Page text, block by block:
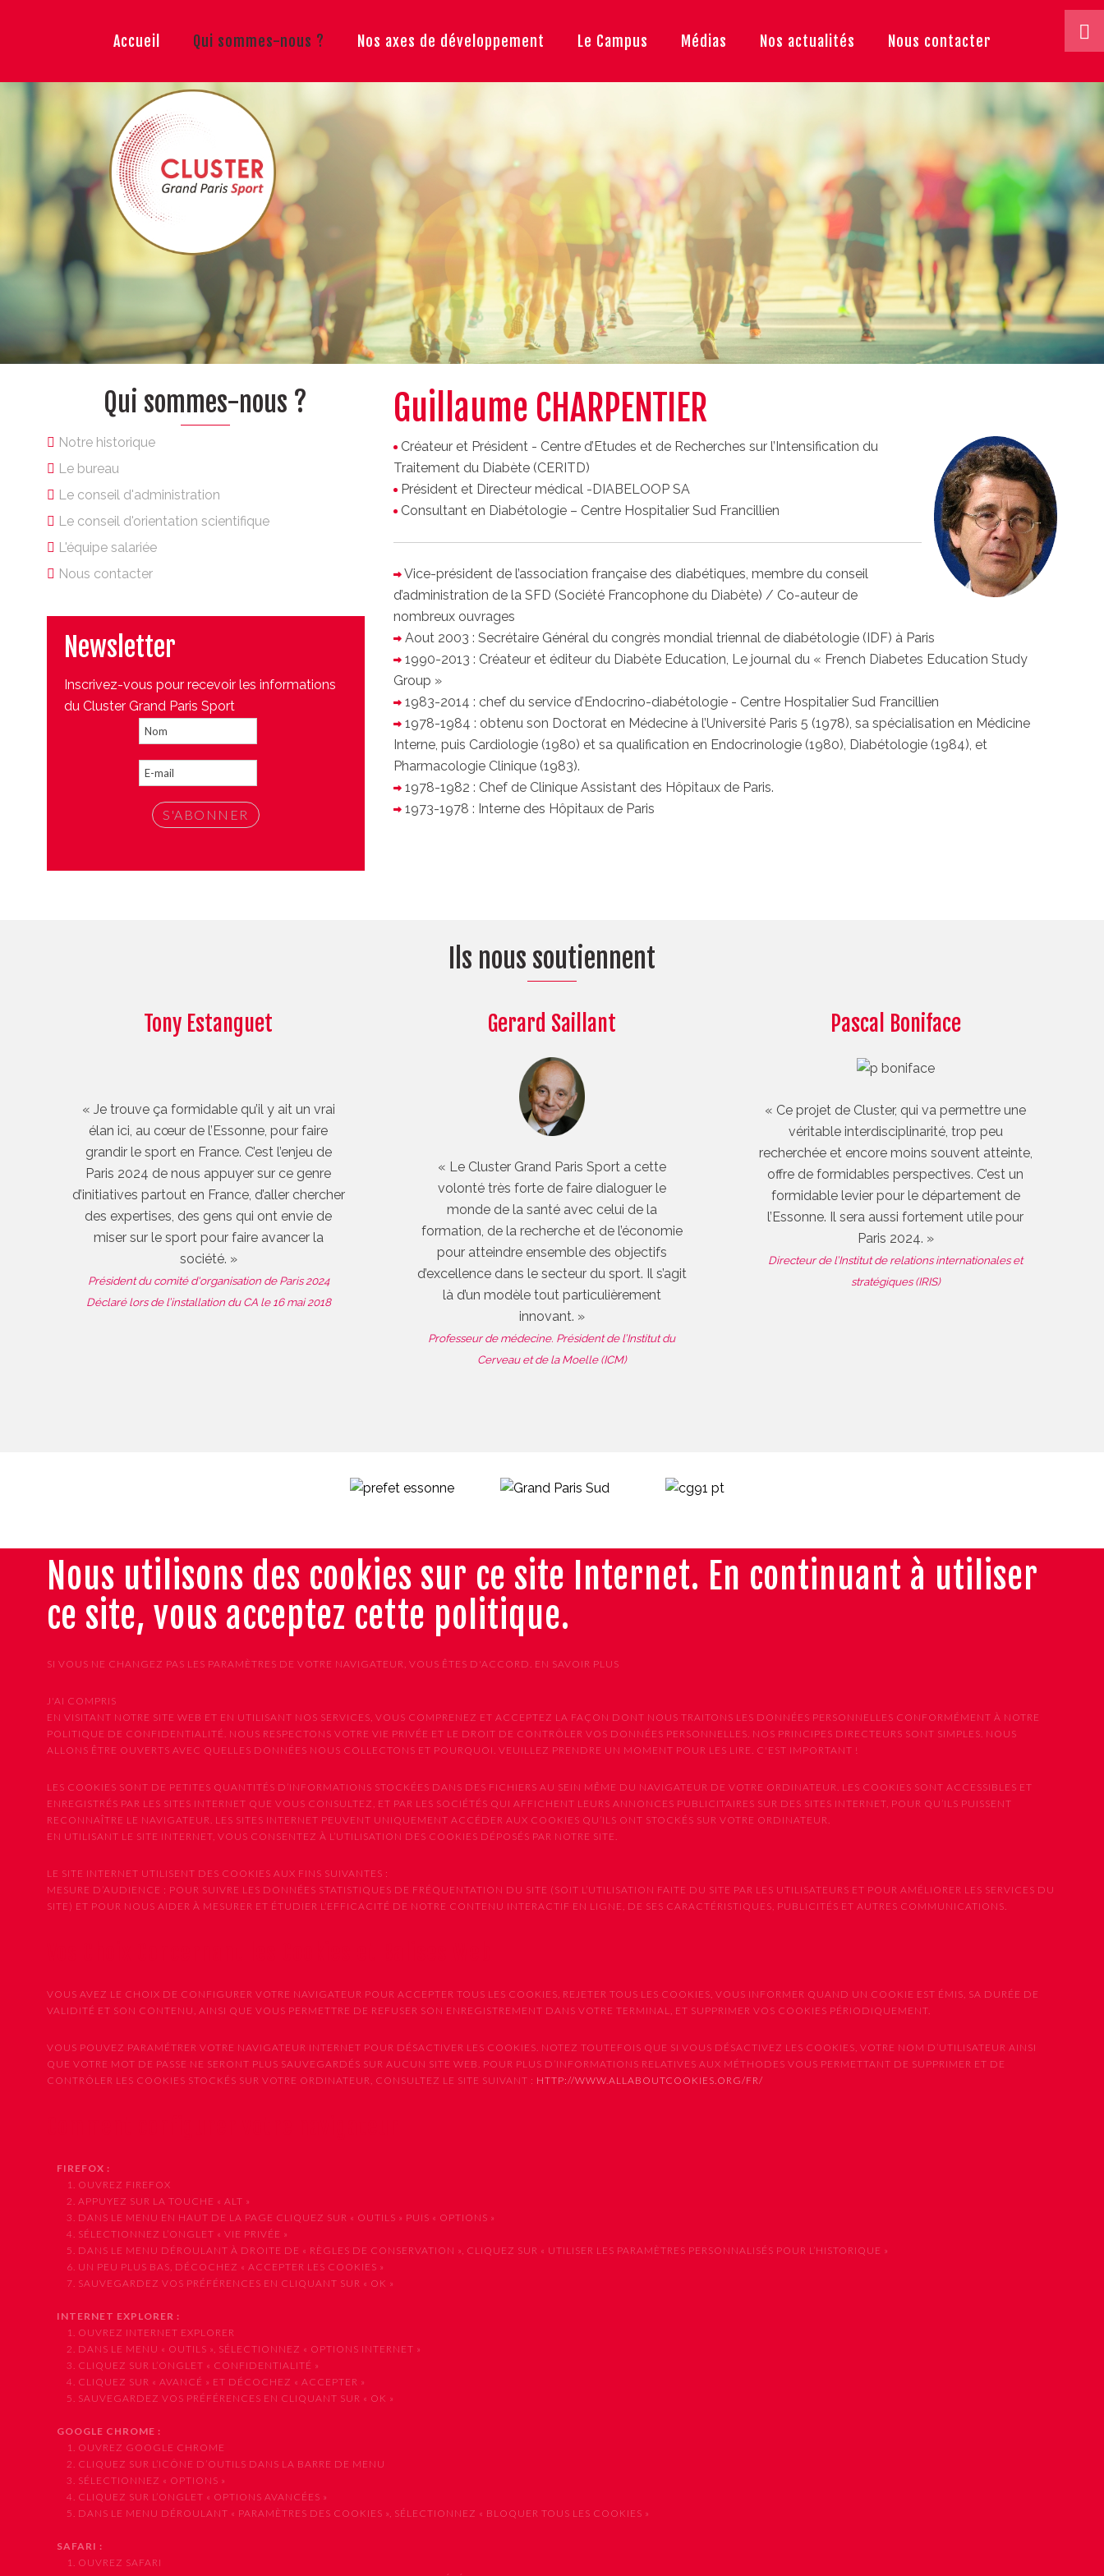
Accueil Qui sommes-nous ? Nos axes de développement Le Campus Médias Nos actualités Nous contacter
Guillaume CHARPENTIER
Créateur et Président - Centre d’Etudes et de Recherches sur l’Intensification du
Traitement du Diabète (CERITD)
Président et Directeur médical -DIABELOOP SA
Consultant en Diabétologie – Centre Hospitalier Sud Francillien
Vice-président de l’association française des diabétiques, membre du conseil
d’administration de la SFD (Société Francophone du Diabète) / Co-auteur de
nombreux ouvrages
Aout 2003 : Secrétaire Général du congrès mondial triennal de diabétologie (IDF) à Paris
1990-2013 : Créateur et éditeur du Diabète Education, Le journal du « French Diabetes Education Study
Group »
1983-2014 : chef du service d’Endocrino-diabétologie - Centre Hospitalier Sud Francillien
1978-1984 : obtenu son Doctorat en Médecine à l’Université Paris 5 (1978), sa spécialisation en Médicine
Interne, puis Cardiologie (1980) et sa qualification en Endocrinologie (1980), Diabétologie (1984), et
Pharmacologie Clinique (1983).
1978-1982 : Chef de Clinique Assistant des Hôpitaux de Paris.
1973-1978 : Interne des Hôpitaux de Paris
Qui sommes-nous ?
Notre historique
Le bureau
Le conseil d'administration
Le conseil d'orientation scientifique
L'équipe salariée
Nous contacter
Newsletter
Inscrivez-vous pour recevoir les informations
du Cluster Grand Paris Sport
Ils nous soutiennent
Tony Estanguet
« Je trouve ça formidable qu’il y ait un vrai
élan ici, au cœur de l’Essonne, pour faire
grandir le sport en France. C’est l’enjeu de
Paris 2024 de nous appuyer sur ce genre
d’initiatives partout en France, d’aller chercher
des expertises, des gens qui ont envie de
miser sur le sport pour faire avancer la
société. »
Président du comité d'organisation de Paris 2024
Déclaré lors de l’installation du CA le 16 mai 2018
Gerard Saillant
« Le Cluster Grand Paris Sport a cette
volonté très forte de faire dialoguer le
monde de la santé avec celui de la
formation, de la recherche et de l’économie
pour atteindre ensemble des objectifs
d’excellence dans le secteur du sport. Il s’agit
là d’un modèle tout particulièrement
innovant. »
Professeur de médecine. Président de l’Institut du
Cerveau et de la Moelle (ICM)
Pascal Boniface
« Ce projet de Cluster, qui va permettre une
véritable interdisciplinarité, trop peu
recherchée et encore moins souvent atteinte,
offre de formidables perspectives. C’est un
formidable levier pour le département de
l’Essonne. Il sera aussi fortement utile pour
Paris 2024. »
Directeur de l’Institut de relations internationales et
stratégiques (IRIS)
Nous utilisons des cookies sur ce site Internet. En continuant à utiliser
ce site, vous acceptez cette politique.
SI VOUS NE CHANGEZ PAS LES PARAMÈTRES DE VOTRE NAVIGATEUR, VOUS ÊTES D'ACCORD. EN SAVOIR PLUS
J'AI COMPRIS
EN VISITANT NOTRE SITE WEB ET EN UTILISANT NOS SERVICES, VOUS COMPRENEZ ET ACCEPTEZ LA FAÇON DONT NOUS TRAITONS LES DONNÉES PERSONNELLES CONFORMÉMENT À NOTRE
POLITIQUE DE CONFIDENTIALITÉ. NOUS RESPECTONS VOTRE VIE PRIVÉE ET LE DROIT DE CONTRÔLER VOS DONNÉES PERSONNELLES. NOS PRINCIPES DIRECTEURS SONT SIMPLES. NOUS
ALLONS ÊTRE OUVERTS AVEC QUELLES DONNÉES NOUS COLLECTONS ET POURQUOI. VEUILLEZ PRENDRE UN MOMENT POUR LES LIRE. C'EST IMPORTANT !
LES COOKIES SONT DE PETITES QUANTITÉS D’INFORMATIONS STOCKÉES DANS DES FICHIERS AU SEIN MÊME DU NAVIGATEUR DE VOTRE ORDINATEUR. LES COOKIES SONT ACCESSIBLES ET
ENREGISTRÉS PAR LES SITES INTERNET QUE VOUS CONSULTEZ, ET PAR LES SOCIÉTÉS QUI AFFICHENT LEURS ANNONCES PUBLICITAIRES SUR DES SITES INTERNET, POUR QU’ILS PUISSENT
RECONNAÎTRE LE NAVIGATEUR. LES SITES INTERNET PEUVENT UNIQUEMENT ACCÉDER AUX COOKIES QU’ILS ONT STOCKÉS SUR VOTRE ORDINATEUR.
EN UTILISANT LE SITE INTERNET, VOUS CONSENTEZ À L’UTILISATION DES COOKIES DÉPOSÉS PAR NOTRE SITE.
LE SITE INTERNET UTILISENT DES COOKIES AUX FINS SUIVANTES :
MESURE D’AUDIENCE : POUR SUIVRE LES DONNÉES STATISTIQUES DE FRÉQUENTATION DU SITE (SOIT L’UTILISATION FAITE DU SITE PAR LES UTILISATEURS ET POUR AMÉLIORER LES SERVICES DU
SITE) ET POUR NOUS AIDER À MESURER ET ÉTUDIER L’EFFICACITÉ DE NOTRE CONTENU INTERACTIF EN LIGNE, DE SES CARACTÉRISTIQUES, PUBLICITÉS ET AUTRES COMMUNICATIONS.
VOUS AVEZ LE CHOIX DE CONFIGURER VOTRE NAVIGATEUR POUR ACCEPTER TOUS LES COOKIES, REJETER TOUS LES COOKIES, VOUS INFORMER QUAND UN COOKIE EST ÉMIS, SA DURÉE DE
VALIDITÉ ET SON CONTENU, AINSI QUE VOUS PERMETTRE DE REFUSER SON ENREGISTREMENT DANS VOTRE TERMINAL, ET SUPPRIMER VOS COOKIES PÉRIODIQUEMENT.
VOUS POUVEZ PARAMÉTRER VOTRE NAVIGATEUR INTERNET POUR DÉSACTIVER LES COOKIES. NOTEZ TOUTEFOIS QUE SI VOUS DÉSACTIVEZ LES COOKIES, VOTRE NOM D’UTILISATEUR AINSI
QUE VOTRE MOT DE PASSE NE SERONT PLUS SAUVEGARDÉS SUR AUCUN SITE WEB. POUR PLUS D’INFORMATIONS RELATIVES AUX MÉTHODES VOUS PERMETTANT DE SUPPRIMER ET DE
CONTRÔLER LES COOKIES STOCKÉS SUR VOTRE ORDINATEUR, CONSULTEZ LE SITE SUIVANT : HTTP://WWW.ALLABOUTCOOKIES.ORG/FR/
FIREFOX :
1. OUVREZ FIREFOX
2. APPUYEZ SUR LA TOUCHE « ALT »
3. DANS LE MENU EN HAUT DE LA PAGE CLIQUEZ SUR « OUTILS » PUIS « OPTIONS »
4. SÉLECTIONNEZ L’ONGLET « VIE PRIVÉE »
5. DANS LE MENU DÉROULANT À DROITE DE « RÈGLES DE CONSERVATION », CLIQUEZ SUR « UTILISER LES PARAMÈTRES PERSONNALISÉS POUR L’HISTORIQUE »
6. UN PEU PLUS BAS, DÉCOCHEZ « ACCEPTER LES COOKIES »
7. SAUVEGARDEZ VOS PRÉFÉRENCES EN CLIQUANT SUR « OK »
INTERNET EXPLORER :
1. OUVREZ INTERNET EXPLORER
2. DANS LE MENU « OUTILS », SÉLECTIONNEZ « OPTIONS INTERNET »
3. CLIQUEZ SUR L’ONGLET « CONFIDENTIALITÉ »
4. CLIQUEZ SUR « AVANCÉ » ET DÉCOCHEZ « ACCEPTER »
5. SAUVEGARDEZ VOS PRÉFÉRENCES EN CLIQUANT SUR « OK »
GOOGLE CHROME :
1. OUVREZ GOOGLE CHROME
2. CLIQUEZ SUR L’ICÔNE D’OUTILS DANS LA BARRE DE MENU
3. SÉLECTIONNEZ « OPTIONS »
4. CLIQUEZ SUR L’ONGLET « OPTIONS AVANCÉES »
5. DANS LE MENU DÉROULANT « PARAMÈTRES DES COOKIES », SÉLECTIONNEZ « BLOQUER TOUS LES COOKIES »
SAFARI :
1. OUVREZ SAFARI